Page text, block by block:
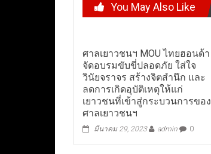
You May Also Like
ศาลเยาวชนฯ MOU ไทยฮอนด้า
จัดอบรมขับขี่ปลอดภัย ใส่ใจ
วินัยจราจร สร้างจิตสำนึก และ
ลดการเกิดอุบัติเหตุให้แก่
เยาวชนที่เข้าสู่กระบวนการของ
ศาลเยาวชนฯ
มีนาคม 29, 2023 admin 0